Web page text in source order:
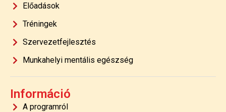
Előadások
Tréningek
Szervezetfejlesztés
Munkahelyi mentális egészség
Információ
A programról